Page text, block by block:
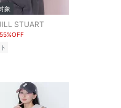
象
STUART
55%OFF